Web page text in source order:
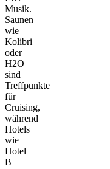
Musik.
Saunen
wie
Kolibri
oder
H2O
sind
Treffpunkte
für
Cruising,
während
Hotels
wie
Hotel
B